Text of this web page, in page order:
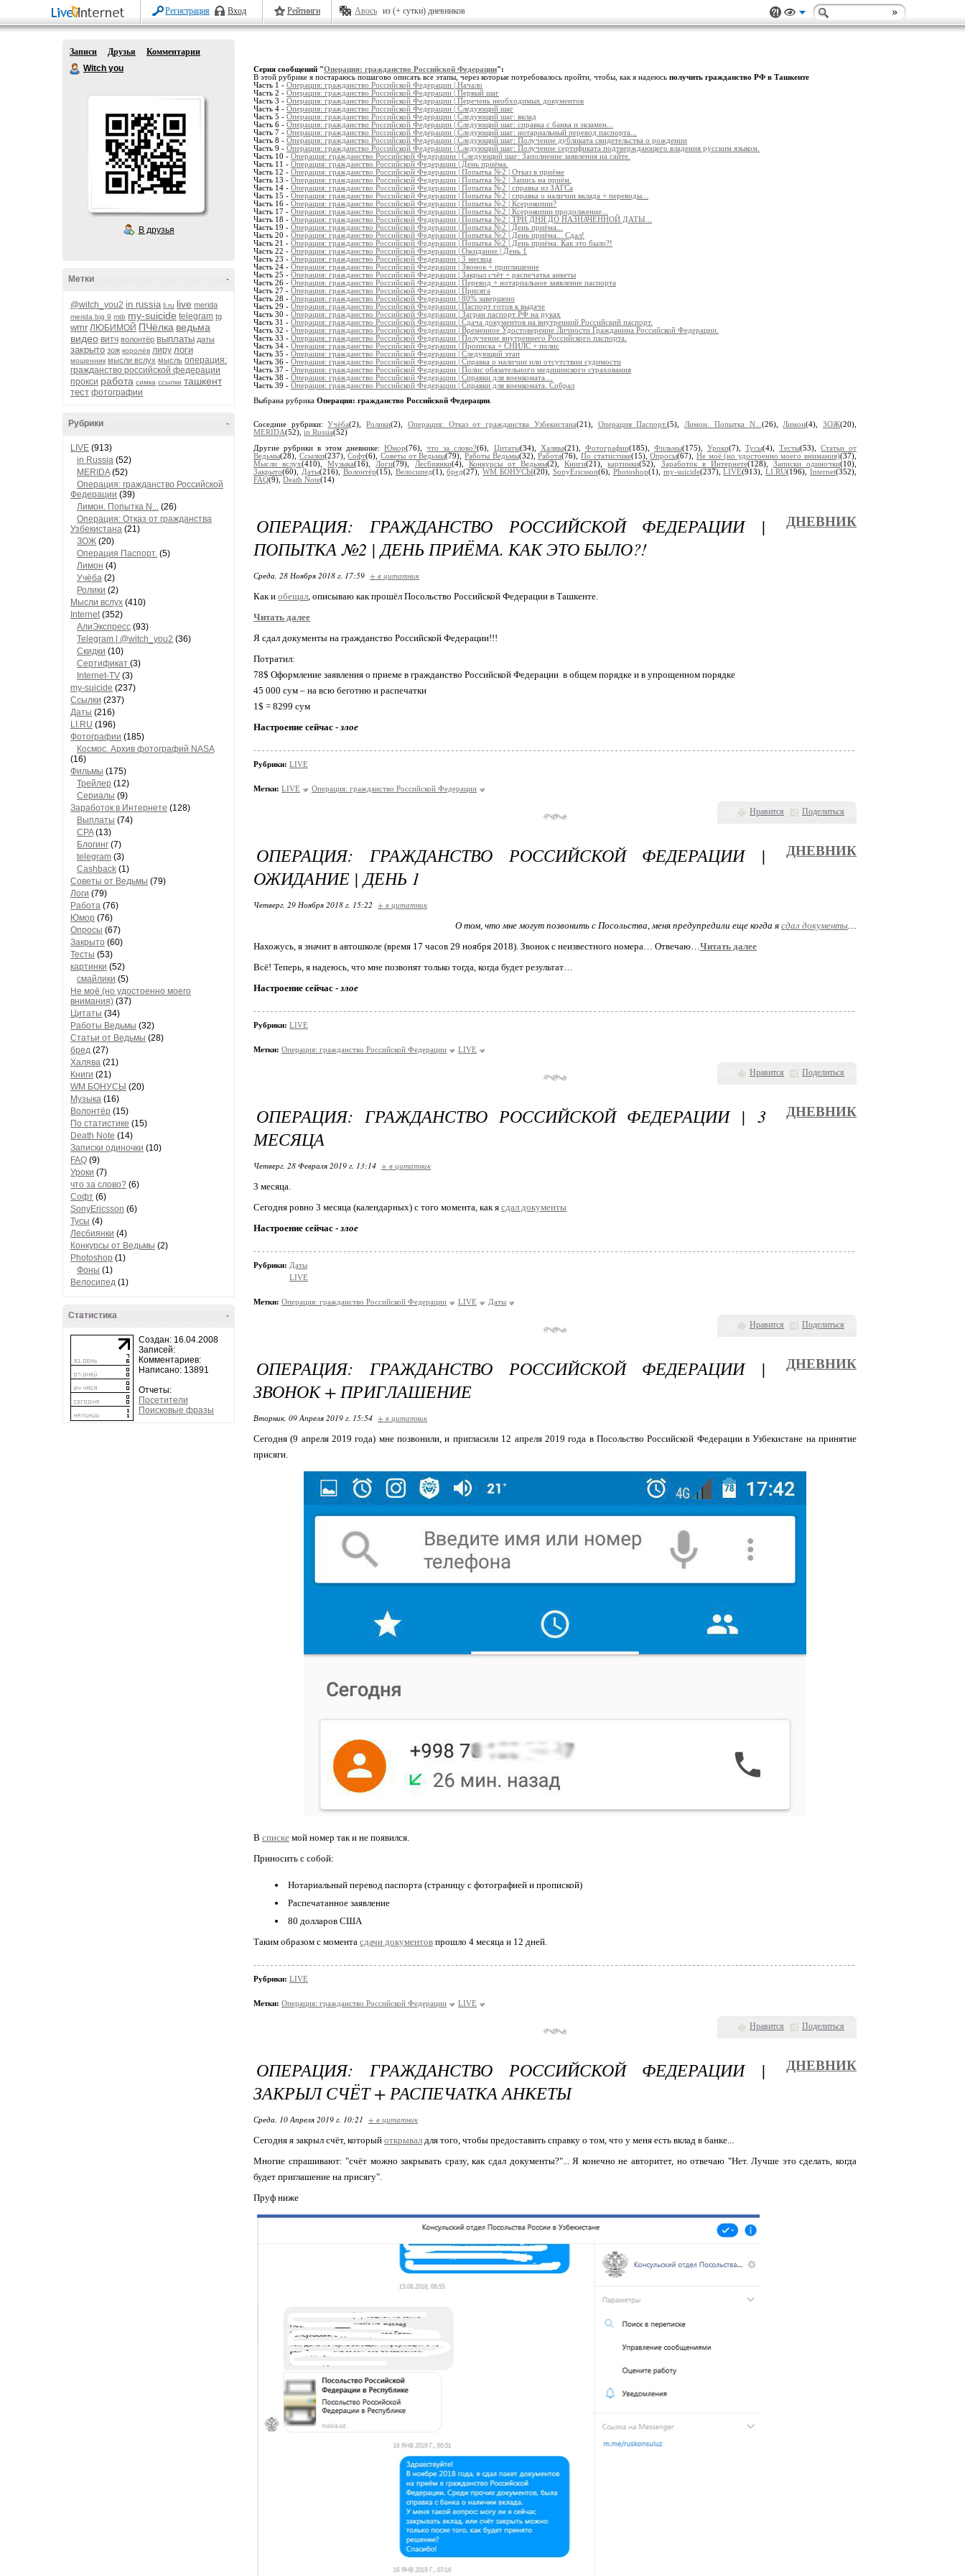
Регистрация Вход Рейтинги Авось из (+ сутки) дневников
Записи Друзья
Комментарии
Witch you
В друзья
-
Метки
@witch_you2 in russia li.ru live merida
merida big 9 mtb my-suicide telegram tg
wmr ЛЮБИМОЙ ПЧёлка ведьма
видео витч волонтёр выплаты даты
закрыто зож королёв лиру логи
мошенник мысли вслух мысль операция:
гражданство российской федерации
прокси работа симка ссылки ташкент
тест фотографии
-
Рубрики
LIVE (913)
in Russia (52)
MERIDA(52)
Операция: гражданство Российской
Федерации (39)
Лимон. Попытка N... (26)
Операция: Отказ от гражданства
Узбекистана (21)
ЗОЖ (20)
Операция Паспорт. (5)
Лимон (4)
Учёба (2)
Ролики (2)
Мысли вслух (410)
Internet(352)
АлиЭкспресс (93)
Telegram | @witch_you2 (36)
Скидки (10)
Сертификат (3)
Internet-TV (3)
my-suicide (237)
Ссылки (237)
Даты (216)
LI.RU (196)
Фотографии (185)
Космос. Архив фотографий NASA
(16)
Фильмы (175)
Трейлер (12)
Сериалы (9)
Заработок в Интернете (128)
Выплаты (74)
CPA(13)
Блогинг (7)
telegram (3)
Cashback (1)
Советы от Ведьмы (79)
Логи (79)
Работа (76)
Юмор (76)
Опросы (67)
Закрыто (60)
Тесты (53)
картинки (52)
смайлики (5)
Не моё (но удостоенно моего
внимания) (37)
Цитаты (34)
Работы Ведьмы (32)
Статьи от Ведьмы (28)
бред (27)
Халява (21)
Книги (21)
WM БОНУСЫ (20)
Музыка (16)
Волонтёр (15)
По статистике (15)
Death Note (14)
Записки одиночки (10)
FAQ (9)
Уроки (7)
что за слово? (6)
Софт (6)
SonyEricsson (6)
Тусы (4)
Лесбиянки (4)
Конкурсы от Ведьмы (2)
Photoshop (1)
Фоны (1)
Велосипед (1)
-
Статистика
Создан: 16.04.2008
Записей:
Комментариев:
Написано: 13891
Отчеты:
Посетители
Поисковые фразы
Серия сообщений "Операция: гражданство Российской Федерации":
В этой рубрике я постараюсь пошагово описать все этапы, через которые потребовалось пройти, чтобы, как я надеюсь получить гражданство РФ в Ташкенте
Часть 1 - Операция: гражданство Российской Федерации | Начало
Часть 2 - Операция: гражданство Российской Федерации | Первый шаг
Часть 3 - Операция: гражданство Российской Федерации | Перечень необходимых документов
Часть 4 - Операция: гражданство Российской Федерации | Следующий шаг
Часть 5 - Операция: гражданство Российской Федерации | Следующий шаг: вклад
Часть 6 - Операция: гражданство Российской Федерации | Следующий шаг: справка с банка и экзамен...
Часть 7 - Операция: гражданство Российской Федерации | Следующий шаг: нотариальный перевод паспорта...
Часть 8 - Операция: гражданство Российской Федерации | Следующий шаг: Получение дубликата свидетельства о рождении
Часть 9 - Операция: гражданство Российской Федерации | Следующий шаг: Получение сертификата подтверждающего владения русским языком.
Часть 10 - Операция: гражданство Российской Федерации | Следующий шаг: Заполнение заявления на сайте.
Часть 11 - Операция: гражданство Российской Федерации | День приёма.
Часть 12 - Операция: гражданство Российской Федерации | Попытка №2 | Отказ в приёме
Часть 13 - Операция: гражданство Российской Федерации | Попытка №2 | Запись на приём.
Часть 14 - Операция: гражданство Российской Федерации | Попытка №2 | справка из ЗАГСа
Часть 15 - Операция: гражданство Российской Федерации | Попытка №2 | справка о наличии вклада + переводы...
Часть 16 - Операция: гражданство Российской Федерации | Попытка №2 | Ксерокопии?
Часть 17 - Операция: гражданство Российской Федерации | Попытка №2 | Ксерокопии продолжение...
Часть 18 - Операция: гражданство Российской Федерации | Попытка №2 | ТРИ ДНЯ ДО НАЗНАЧЕННОЙ ДАТЫ...
Часть 19 - Операция: гражданство Российской Федерации | Попытка №2 | День приёма...
Часть 20 - Операция: гражданство Российской Федерации | Попытка №2 | День приёма... Сдал!
Часть 21 - Операция: гражданство Российской Федерации | Попытка №2 | День приёма. Как это было?!
Часть 22 - Операция: гражданство Российской Федерации | Ожидание | День 1
Часть 23 - Операция: гражданство Российской Федерации | 3 месяца
Часть 24 - Операция: гражданство Российской Федерации | Звонок + приглашение
Часть 25 - Операция: гражданство Российской Федерации | Закрыл счёт + распечатка анкеты
Часть 26 - Операция: гражданство Российской Федерации | Перевод + нотариальное заявление паспорта
Часть 27 - Операция: гражданство Российской Федерации | Присяга
Часть 28 - Операция: гражданство Российской Федерации | 80% завершено
Часть 29 - Операция: гражданство Российской Федерации | Паспорт готов к выдаче
Часть 30 - Операция: гражданство Российской Федерации | Загран паспорт РФ на руках
Часть 31 - Операция: гражданство Российской Федерации | Сдача документов на внутренний Российский паспорт.
Часть 32 - Операция: гражданство Российской Федерации | Временное Удостоверение Личности Гражданина Российской Федерации.
Часть 33 - Операция: гражданство Российской Федерации | Получение внутреннего Российского паспорта.
Часть 34 - Операция: гражданство Российской Федерации | Прописка + СНИЛС + полис
Часть 35 - Операция: гражданство Российской Федерации | Следующий этап
Часть 36 - Операция: гражданство Российской Федерации | Справка о наличии или отсутствии судимости
Часть 37 - Операция: гражданство Российской Федерации | Полис обязательного медицинского страхования
Часть 38 - Операция: гражданство Российской Федерации | Справки для военкомата…
Часть 39 - Операция: гражданство Российской Федерации | Справки для военкомата. Собрал
Выбрана рубрика Операция: гражданство Российской Федерации
Соседние рубрики:Учёба(2),Ролики(2), Операция: Отказ от гражданства Узбекистана(21), Операция Паспорт.(5), Лимон. Попытка N... (26), Лимон(4),ЗОЖ(20),
MERIDA(52), in Russia(52)
Другие рубрики в этом дневнике:Юмор(76),что за слово?(6), Цитаты(34), Халява(21), Фотографии(185), Фильмы(175), Уроки(7), Тусы(4), Тесты(53), Статьи от
Ведьмы(28), Ссылки(237),Софт(6), Советы от Ведьмы(79), Работы Ведьмы(32),Работа(76), По статистике(15),Опросы(67), Не моё (но удостоенно моего внимания)(37),
Мысли вслух(410),Музыка(16), Логи(79), Лесбиянки(4), Конкурсы от Ведьмы(2),Книги(21),картинки(52), Заработок в Интернете(128), Записки одиночки(10),
Закрыто(60), Даты(216), Волонтёр(15), Велосипед(1),бред(27),WM БОНУСЫ(20), SonyEricsson(6), Photoshop(1), my-suicide(237),LIVE(913),LI.RU(196),Internet(352),
FAQ(9), Death Note(14)
Нравится Поделиться
ОПЕРАЦИЯ: ГРАЖДАНСТВО РОССИЙСКОЙ ФЕДЕРАЦИИ |
ПОПЫТКА №2 | ДЕНЬ ПРИЁМА. КАК ЭТО БЫЛО?!
ДНЕВНИК
Среда, 28 Ноября 2018 г. 17:59 + в цитатник
Как и обещал, описываю как прошёл Посольство Российской Федерации в Ташкенте.
Читать далее
Я сдал документы на гражданство Российской Федерации!!!
Потратил:
78$ Оформление заявления о приеме в гражданство Российской Федерации в общем порядке и в упрощенном порядке
45 000 сум – на всю беготню и распечатки
1$ = 8299 сум
Настроение сейчас -злое
Рубрики: LIVE
Метки: LIVE Операция: гражданство Российской Федерации
Нравится Поделиться
ОПЕРАЦИЯ: ГРАЖДАНСТВО РОССИЙСКОЙ ФЕДЕРАЦИИ |
ОЖИДАНИЕ | ДЕНЬ 1
ДНЕВНИК
Четверг, 29 Ноября 2018 г. 15:22 + в цитатник
О том, что мне могут позвонить с Посольства, меня предупредили еще когда я сдал документы…
Нахожусь, я значит в автошколе (время 17 часов 29 ноября 2018). Звонок с неизвестного номера… Отвечаю…Читать далее
Всё! Теперь, я надеюсь, что мне позвонят только тогда, когда будет результат…
Настроение сейчас -злое
Рубрики: LIVE
Метки: Операция: гражданство Российской Федерации LIVE
Нравится Поделиться
ОПЕРАЦИЯ: ГРАЖДАНСТВО РОССИЙСКОЙ ФЕДЕРАЦИИ | 3
МЕСЯЦА
ДНЕВНИК
Четверг, 28 Февраля 2019 г. 13:14 + в цитатник
3 месяца.
Сегодня ровно 3 месяца (календарных) с того момента, как я сдал документы
Настроение сейчас -злое
Рубрики: Даты
LIVE
Метки: Операция: гражданство Российской Федерации LIVE Даты
Нравится Поделиться
ОПЕРАЦИЯ: ГРАЖДАНСТВО РОССИЙСКОЙ ФЕДЕРАЦИИ |
ЗВОНОК + ПРИГЛАШЕНИЕ
ДНЕВНИК
Вторник, 09 Апреля 2019 г. 15:54 + в цитатник
Сегодня (9 апреля 2019 года) мне позвонили, и пригласили 12 апреля 2019 года в Посольство Российской Федерации в Узбекистане на принятие
присяги.
В списке мой номер так и не появился.
Приносить с собой:
Нотариальный перевод паспорта (страницу с фотографией и пропиской)
Распечатанное заявление
80 долларов США
Таким образом с момента сдачи документов прошло 4 месяца и 12 дней.
Рубрики: LIVE
Метки: Операция: гражданство Российской Федерации LIVE
ОПЕРАЦИЯ: ГРАЖДАНСТВО РОССИЙСКОЙ ФЕДЕРАЦИИ |
ЗАКРЫЛ СЧЁТ + РАСПЕЧАТКА АНКЕТЫ
ДНЕВНИК
Среда, 10 Апреля 2019 г. 10:21 + в цитатник
Сегодня я закрыл счёт, который открывал для того, чтобы предоставить справку о том, что у меня есть вклад в банке...
Многие спрашивают: "счёт можно закрывать сразу, как сдал документы?"... Я конечно не авторитет, но отвечаю "Нет. Лучше это сделать, когда
будет приглашение на присягу".
Пруф ниже